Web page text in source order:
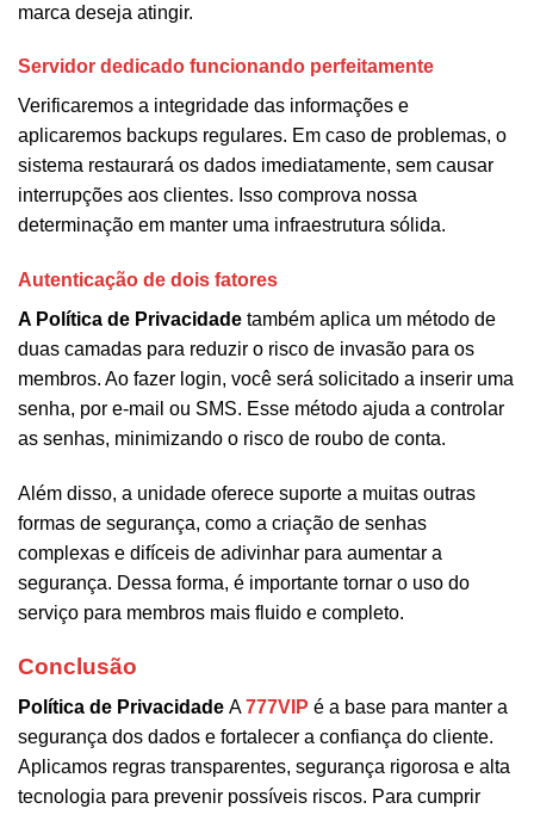
marca deseja atingir.
Servidor dedicado funcionando perfeitamente
Verificaremos a integridade das informações e
aplicaremos backups regulares. Em caso de problemas, o
sistema restaurará os dados imediatamente, sem causar
interrupções aos clientes. Isso comprova nossa
determinação em manter uma infraestrutura sólida.
Autenticação de dois fatores
A Política de Privacidade também aplica um método de
duas camadas para reduzir o risco de invasão para os
membros. Ao fazer login, você será solicitado a inserir uma
senha, por e-mail ou SMS. Esse método ajuda a controlar
as senhas, minimizando o risco de roubo de conta.
Além disso, a unidade oferece suporte a muitas outras
formas de segurança, como a criação de senhas
complexas e difíceis de adivinhar para aumentar a
segurança. Dessa forma, é importante tornar o uso do
serviço para membros mais fluido e completo.
Conclusão
Política de Privacidade A777VIP é a base para manter a
segurança dos dados e fortalecer a confiança do cliente.
Aplicamos regras transparentes, segurança rigorosa e alta
tecnologia para prevenir possíveis riscos. Para cumprir